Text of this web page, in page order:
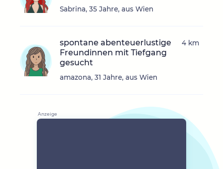
Sabrina, 35 Jahre, aus Wien
spontane abenteuerlustige
Freundinnen mit Tiefgang
gesucht
amazona, 31 Jahre, aus Wien
4 km